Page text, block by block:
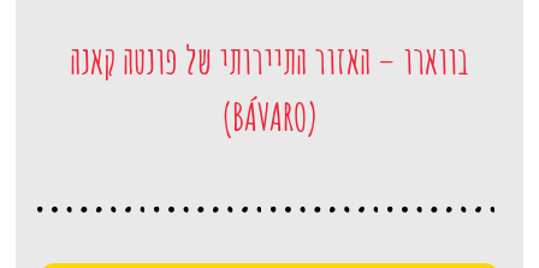
בווארו – האזור התיירותי של פונטה קאנה
(BÁVARO)